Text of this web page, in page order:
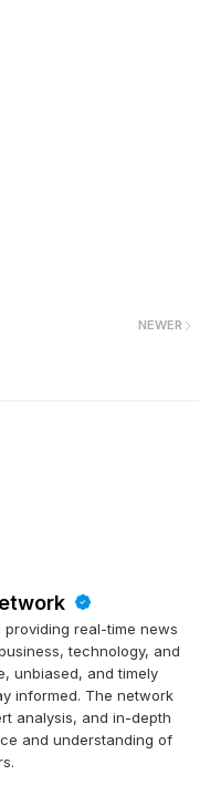
NEWER
real-time news
technology, and
unbiased, and timely
informed. The network
analysis, and in-depth
and understanding of